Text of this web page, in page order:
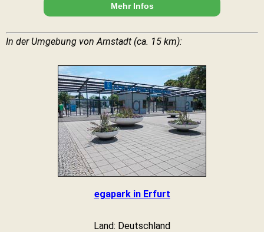
Mehr Infos
In der Umgebung von Arnstadt (ca. 15 km):
egapark in Erfurt
Land: Deutschland